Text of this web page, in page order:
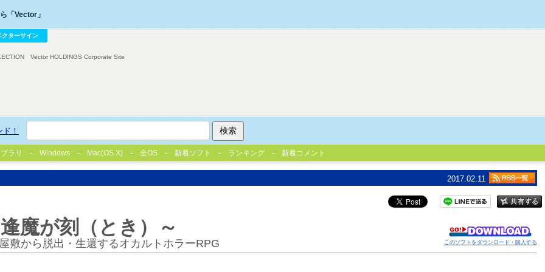
「Vector」
クターサイン
！
Vector HOLDINGS Corporate Site
ラリ Windows Mac(OS X) 全OS 新着ソフト ランキング 新着コメント
2017.02.11
このソフトをダウンロード・購入する
魔が刻（とき）～
敷から脱出・生還するオカルトホラーRPG